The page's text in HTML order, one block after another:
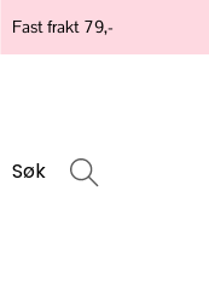
Fast frakt 79,-
Søk